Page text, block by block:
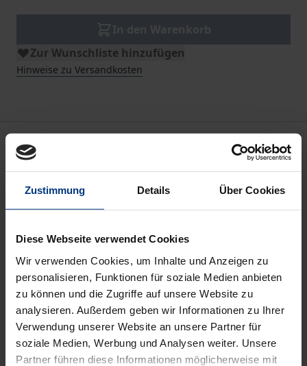
Zustimmung Details Über Cookies
Diese Webseite verwendet Cookies
Wir verwenden Cookies, um Inhalte und Anzeigen zu
personalisieren, Funktionen für soziale Medien anbieten
zu können und die Zugriffe auf unsere Website zu
analysieren. Außerdem geben wir Informationen zu Ihrer
Verwendung unserer Website an unsere Partner für
soziale Medien, Werbung und Analysen weiter. Unsere
Partner führen diese Informationen möglicherweise mit
Zur Wunschliste hinzufügen
Hinweise zu Versandkosten
Bibliografische Angaben
Auflage
1
ISBN
978-3-933563-93-4
Untertitel
Die Feindbildkonzeption in Wolframs 'Willehalm'
und Usâmas 'Kitâb al-i'tibâr'
Erscheinungsdatum